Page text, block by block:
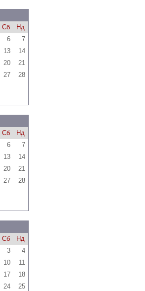
Сб
Нд
6
7
13
14
20
21
27 28
Сб
Нд
6
7
13
14
20
21
27
28
Сб
Нд
3
4
10
11
17
18
24
25